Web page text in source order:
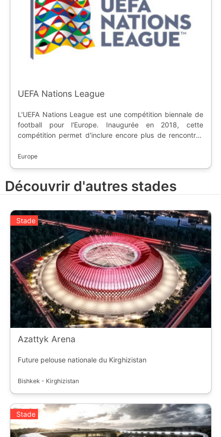
UEFA Nations League
L'UEFA Nations League est une compétition biennale de
football pour l'Europe. Inaugurée en 2018, cette
compétition permet d'inclure encore plus de rencontres
du Monde. Les équipes sont découpées en quatre ligues
Europe
Découvrir d'autres stades
Stade
Azattyk Arena
Future pelouse nationale du Kirghizistan
Bishkek - Kirghizistan
Stade